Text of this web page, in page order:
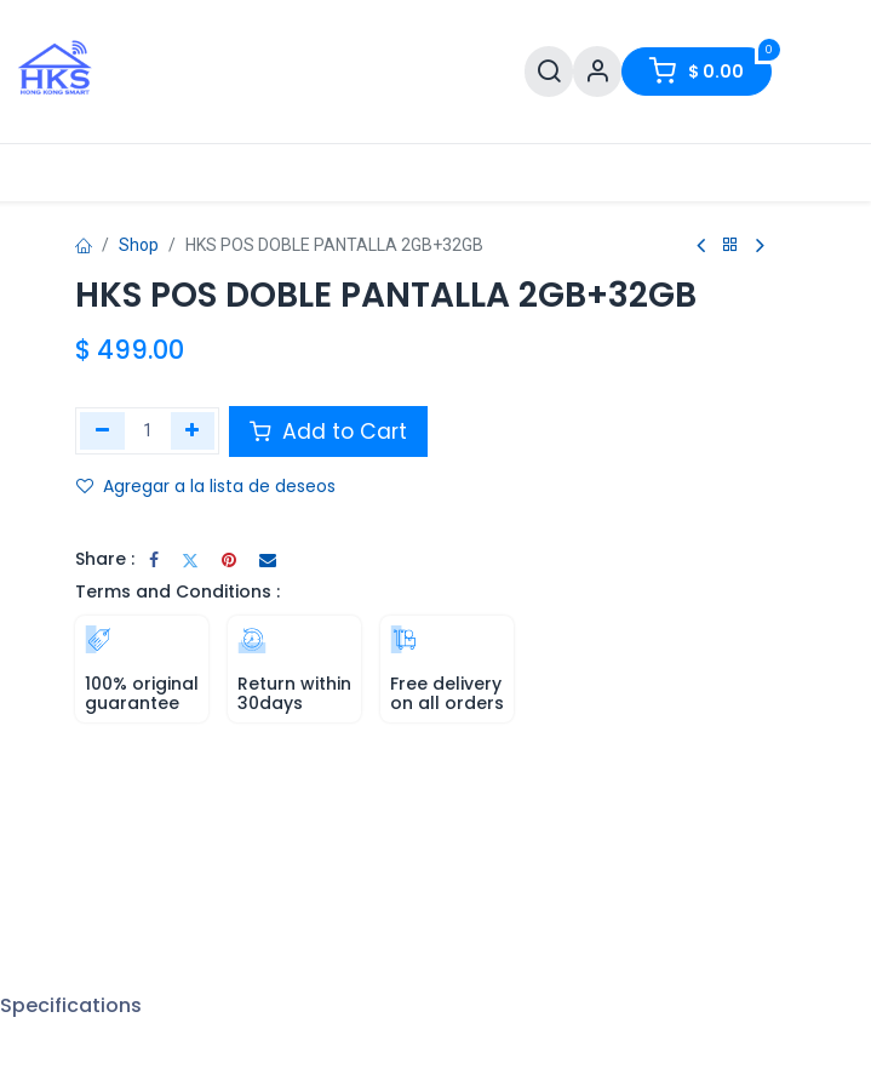
0
$ 0.00
Shop HKS POS DOBLE PANTALLA 2GB+32GB
HKS POS DOBLE PANTALLA 2GB+32GB
$ 499.00
Add to Cart
Agregar a la lista de deseos
Share :
Terms and Conditions :
100% original
guarantee
Return within
30days
Free delivery
on all orders
Specifications